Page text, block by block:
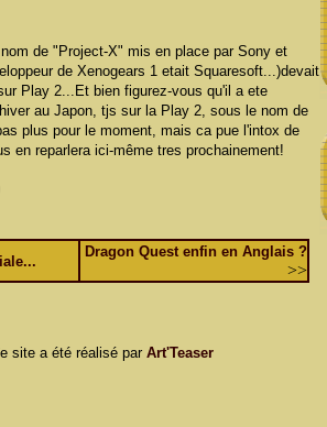
de "Project-X" mis en place par Sony et
de Xenogears 1 etait Squaresoft...)devait
Play 2...Et bien figurez-vous qu'il a ete
au Japon, tjs sur la Play 2, sous le nom de
plus pour le moment, mais ca pue l'intox de
en reparlera ici-même tres prochainement!
Dragon Quest enfin en Anglais ?
>>
site a été réalisé par Art'Teaser